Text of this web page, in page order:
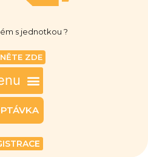
s jednotkou ?
ZDE